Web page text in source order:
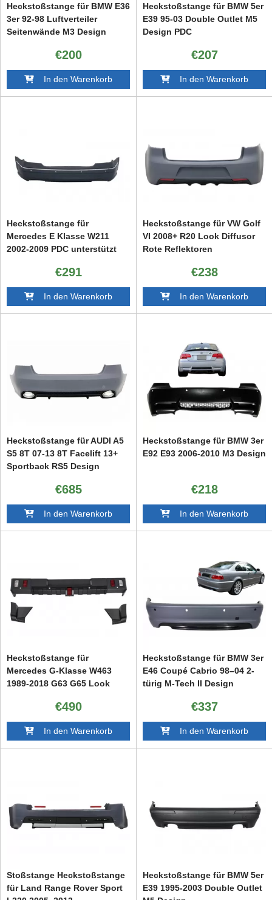
Heckstoßstange für BMW E36
3er 92-98 Luftverteiler
Seitenwände M3 Design
€200
In den Warenkorb
Heckstoßstange für BMW 5er
E39 95-03 Double Outlet M5
Design PDC
€207
In den Warenkorb
Heckstoßstange für
Mercedes E Klasse W211
2002-2009 PDC unterstützt
€291
In den Warenkorb
Heckstoßstange für VW Golf
VI 2008+ R20 Look Diffusor
Rote Reflektoren
€238
In den Warenkorb
Heckstoßstange für AUDI A5
S5 8T 07-13 8T Facelift 13+
Sportback RS5 Design
€685
In den Warenkorb
Heckstoßstange für BMW 3er
E92 E93 2006-2010 M3 Design
€218
In den Warenkorb
Heckstoßstange für
Mercedes G-Klasse W463
1989-2018 G63 G65 Look
€490
In den Warenkorb
Heckstoßstange für BMW 3er
E46 Coupé Cabrio 98–04 2-
türig M-Tech II Design
€337
In den Warenkorb
Stoßstange Heckstoßstange
für Land Range Rover Sport
Heckstoßstange für BMW 5er
E39 1995-2003 Double Outlet